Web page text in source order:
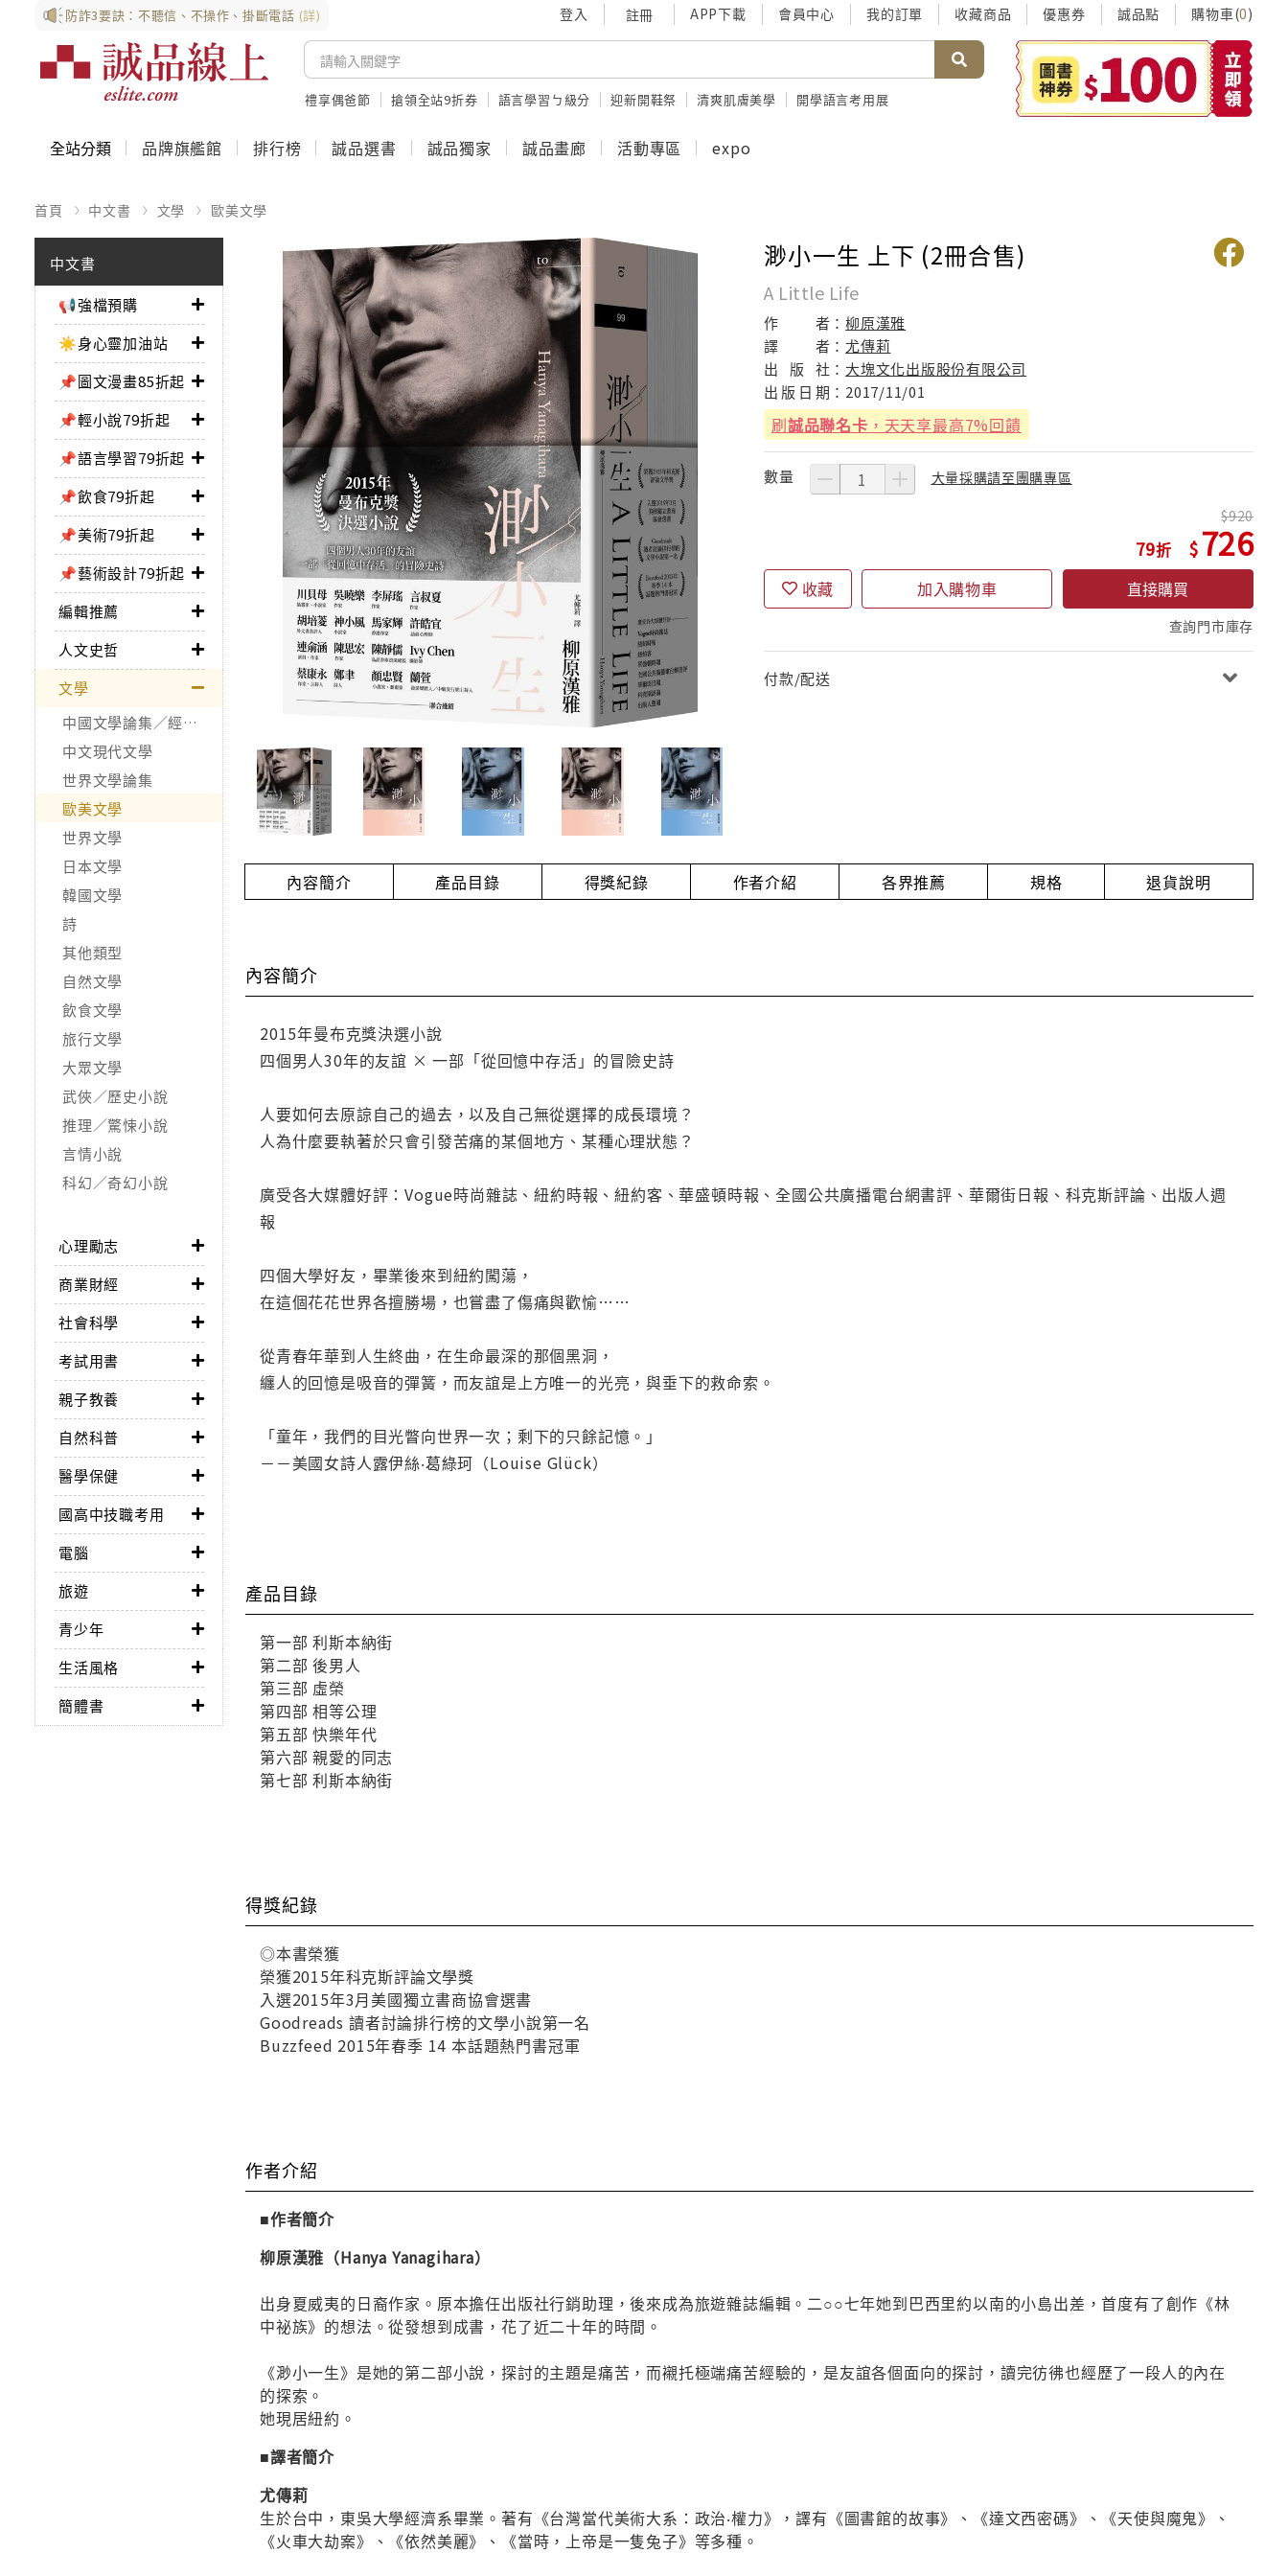
防詐3要訣：不聽信、不操作、掛斷電話 (詳) 登入 註冊 APP下載 會員中心 我的訂單 收藏商品 優惠券 誠品點 購物車(0)
禮享偶爸節 搶領全站9折券 語言學習ㄅ級分 迎新開鞋祭 清爽肌膚美學 開學語言考用展
全站分類 品牌旗艦館 排行榜 誠品選書 誠品獨家 誠品畫廊 活動專區 expo
首頁 中文書 文學 歐美文學
中文書
📢強檔預購
☀️身心靈加油站
📌圖文漫畫85折起
📌輕小說79折起
📌語言學習79折起
📌飲食79折起
📌美術79折起
📌藝術設計79折起
編輯推薦
人文史哲
文學
中國文學論集／經典作品
中文現代文學
世界文學論集
歐美文學
世界文學
日本文學
韓國文學
詩
其他類型
自然文學
飲食文學
旅行文學
大眾文學
武俠／歷史小說
推理／驚悚小說
言情小說
科幻／奇幻小說
心理勵志
商業財經
社會科學
考試用書
親子教養
自然科普
醫學保健
國高中技職考用
電腦
旅遊
青少年
生活風格
簡體書
渺小一生 上下 (2冊合售)
A Little Life
作 者：柳原漢雅
譯
者：尤傳莉
出
版 社： 大塊文化出版股份有限公司
出 版 日 期： 2017/11/01
刷誠品聯名卡 ，天天享最高7%回饋
數量 大量採購請至團購專區
79
920
726
收藏 加入購物車 直接購買
查詢門市庫存
付款/配送
內容簡介 產品目錄 得獎紀錄 作者介紹 各界推薦 規格 退貨說明
內容簡介
2015年曼布克獎決選小說
四個男人30年的友誼 × 一部「從回憶中存活」的冒險史詩
人要如何去原諒自己的過去，以及自己無從選擇的成長環境？
人為什麼要執著於只會引發苦痛的某個地方、某種心理狀態？
廣受各大媒體好評：Vogue時尚雜誌、紐約時報、紐約客、華盛頓時報、全國公共廣播電台網書評、華爾街日報、科克斯評論、出版人週
報
四個大學好友，畢業後來到紐約闖蕩，
在這個花花世界各擅勝場，也嘗盡了傷痛與歡愉……
從青春年華到人生終曲，在生命最深的那個黑洞，
纏人的回憶是吸音的彈簧，而友誼是上方唯一的光亮，與垂下的救命索。
「童年，我們的目光瞥向世界一次；剩下的只餘記憶。」
－－美國女詩人露伊絲‧葛綠珂（Louise Glück）
產品目錄
第一部 利斯本納街
第二部 後男人
第三部 虛榮
第四部 相等公理
第五部 快樂年代
第六部 親愛的同志
第七部 利斯本納街
得獎紀錄
◎本書榮獲
榮獲2015年科克斯評論文學獎
入選2015年3月美國獨立書商協會選書
Goodreads 讀者討論排行榜的文學小說第一名
Buzzfeed 2015年春季 14 本話題熱門書冠軍
作者介紹
■作者簡介
柳原漢雅（Hanya Yanagihara）
出身夏威夷的日裔作家。原本擔任出版社行銷助理，後來成為旅遊雜誌編輯。二○○七年她到巴西里約以南的小島出差，首度有了創作《林
中祕族》的想法。從發想到成書，花了近二十年的時間。
《渺小一生》是她的第二部小說，探討的主題是痛苦，而襯托極端痛苦經驗的，是友誼各個面向的探討，讀完彷彿也經歷了一段人的內在
的探索。
她現居紐約。
■譯者簡介
尤傳莉
生於台中，東吳大學經濟系畢業。著有《台灣當代美術大系：政治‧權力》，譯有《圖書館的故事》、《達文西密碼》、《天使與魔鬼》、
《火車大劫案》、《依然美麗》、《當時，上帝是一隻兔子》等多種。